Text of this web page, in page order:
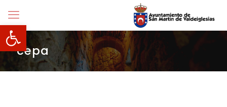
Abrir barra de herramientas
cepa